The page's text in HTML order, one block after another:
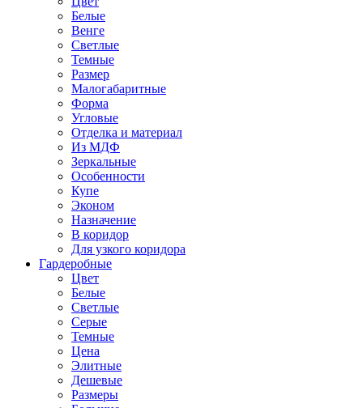
Белые
Венге
Светлые
Темные
Размер
Малогабаритные
Форма
Угловые
Отделка и материал
Из МДФ
Зеркальные
Особенности
Купе
Эконом
Назначение
В коридор
Для узкого коридора
Гардеробные
Цвет
Белые
Светлые
Серые
Темные
Цена
Элитные
Дешевые
Размеры